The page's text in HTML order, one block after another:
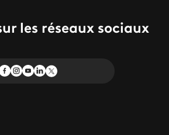
les réseaux sociaux